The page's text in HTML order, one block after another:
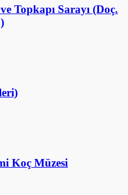
Topkapı Sarayı (Doç.
Koç Müzesi